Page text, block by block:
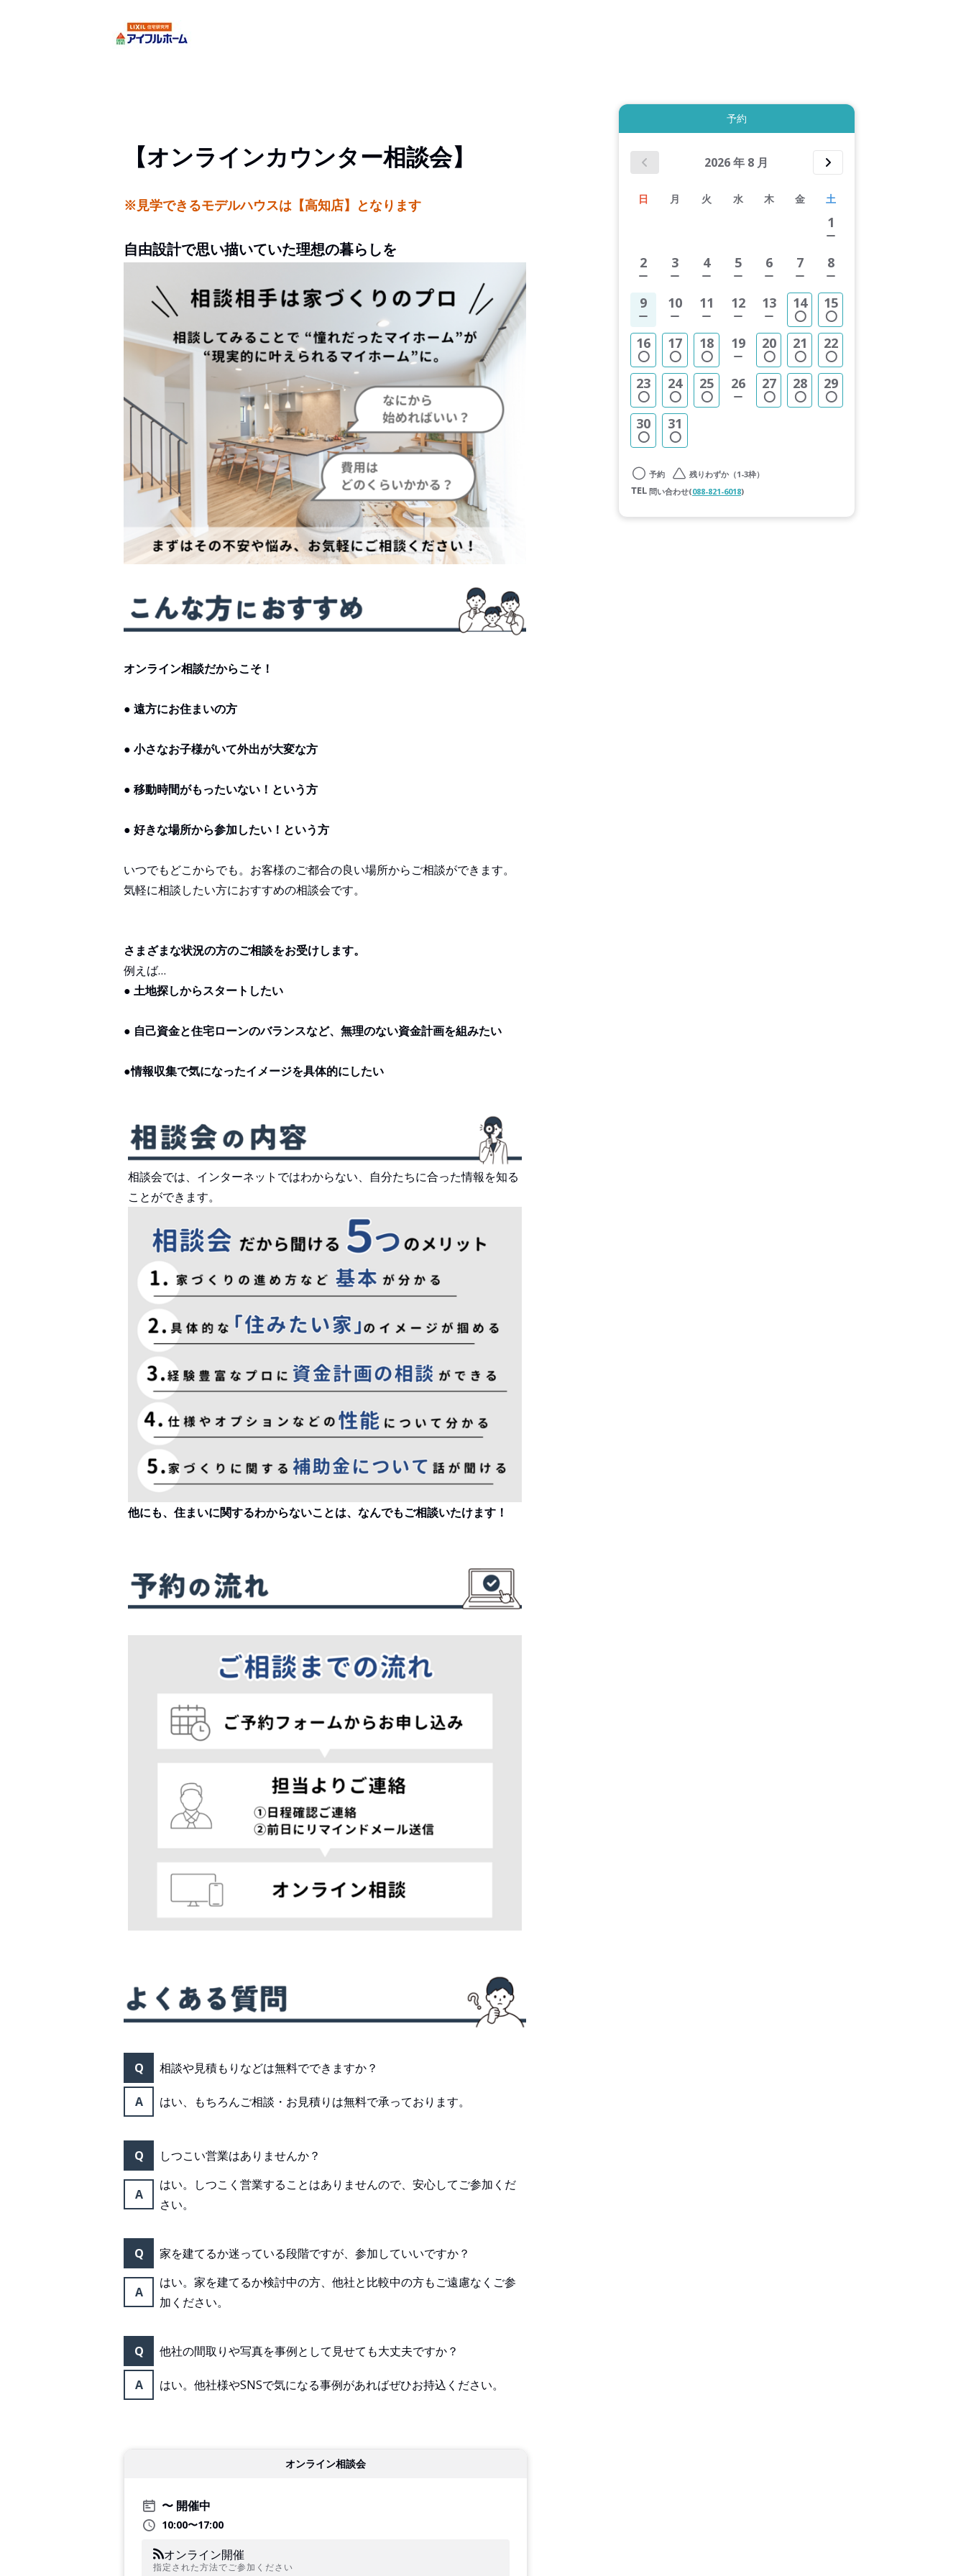
【オンラインカウンター相談会】
※見学できるモデルハウスは【高知店】となります
自由設計で思い描いていた理想の暮らしを
オンライン相談だからこそ！
● 遠方にお住まいの方
● 小さなお子様がいて外出が大変な方
● 移動時間がもったいない！という方
● 好きな場所から参加したい！という方
いつでもどこからでも。お客様のご都合の良い場所からご相談ができます。
気軽に相談したい方におすすめの相談会です。
さまざまな状況の方のご相談をお受けします。
例えば…
● 土地探しからスタートしたい
● 自己資金と住宅ローンのバランスなど、無理のない資金計画を組みたい
●情報収集で気になったイメージを具体的にしたい
相談会では、インターネットではわからない、自分たちに合った情報を知る
ことができます。
他にも、住まいに関するわからないことは、なんでもご相談いたけます！
Q 相談や見積もりなどは無料でできますか？
A はい、もちろんご相談・お見積りは無料で承っております。
Q しつこい営業はありませんか？
A
はい。しつこく営業することはありませんので、安心してご参加くだ
さい。
Q 家を建てるか迷っている段階ですが、参加していいですか？
A
はい。家を建てるか検討中の方、他社と比較中の方もご遠慮なくご参
加ください。
Q 他社の間取りや写真を事例として見せても大丈夫ですか？
A はい。他社様やSNSで気になる事例があればぜひお持込ください。
オンライン相談会
開催中
10:00〜17:00
オンライン開催
指定された方法でご参加ください
予約
2026年 8 月
日 月 火 水 木 金 土
1
2 3 4 5 6 7 8
9 10 11 12 13 14 15
16 17 18 19 20 21 22
23 24 25 26 27 28 29
30 31
予約
残りわずか（1-3枠）
問い合わせ(088-821-6018)